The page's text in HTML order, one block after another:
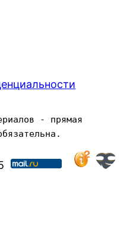
- прямая